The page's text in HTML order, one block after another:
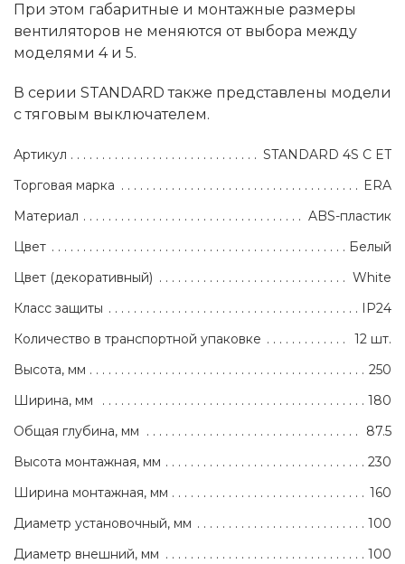
При этом габаритные и монтажные размеры
вентиляторов не меняются от выбора между
моделями 4 и 5.
В серии STANDARD также представлены модели
с тяговым выключателем.
Артикул
STANDARD 4S C ET
Торговая марка
ERA
Материал
ABS-пластик
Цвет
Белый
Цвет (декоративный)
White
Класс защиты
IP24
Количество в транспортной упаковке
12 шт.
Высота, мм
250
Ширина, мм
180
Общая глубина, мм
87.5
Высота монтажная, мм
230
Ширина монтажная, мм
160
Диаметр установочный, мм
100
Диаметр внешний, мм
100